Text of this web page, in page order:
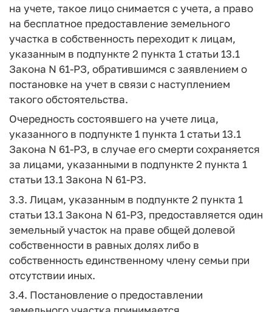
на учете, такое лицо снимается с учета, а право
на бесплатное предоставление земельного
участка в собственность переходит к лицам,
указанным в подпункте 2 пункта 1 статьи 13.1
Закона N 61-РЗ, обратившимся с заявлением о
постановке на учет в связи с наступлением
такого обстоятельства.
Очередность состоявшего на учете лица,
указанного в подпункте 1 пункта 1 статьи 13.1
Закона N 61-РЗ, в случае его смерти сохраняется
за лицами, указанными в подпункте 2 пункта 1
статьи 13.1 Закона N 61-РЗ.
3.3. Лицам, указанным в подпункте 2 пункта 1
статьи 13.1 Закона N 61-РЗ, предоставляется один
земельный участок на праве общей долевой
собственности в равных долях либо в
собственность единственному члену семьи при
отсутствии иных.
3.4. Постановление о предоставлении